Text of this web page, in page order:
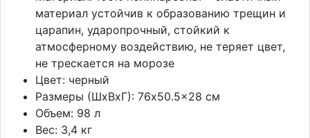
материал устойчив к образованию трещин и
царапин, ударопрочный, стойкий к
атмосферному воздействию, не теряет цвет,
не трескается на морозе
Цвет: черный
Размеры (ШхВхГ): 76x50.5x28 см
Объем: 98 л
Вес: 3,4 кг